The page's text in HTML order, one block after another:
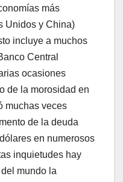
más
Unidos y China)
incluye a muchos
Central
ocasiones
de la morosidad en
muchas veces
de la deuda
en numerosos
inquietudes hay
mundo la